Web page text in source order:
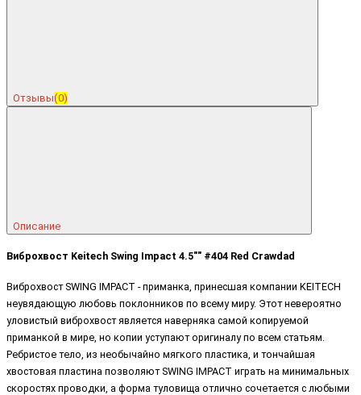
Отзывы(0)
Описание
Виброхвост Keitech Swing Impact 4.5"" #404 Red Crawdad
Виброхвост SWING IMPACT - приманка, принесшая компании KEITECH
неувядающую любовь поклонников по всему миру. Этот невероятно
уловистый виброхвост является наверняка самой копируемой
приманкой в мире, но копии уступают оригиналу по всем статьям.
Ребристое тело, из необычайно мягкого пластика, и тончайшая
хвостовая пластина позволяют SWING IMPACT играть на минимальных
скоростях проводки, а форма туловища отлично сочетается с любыми